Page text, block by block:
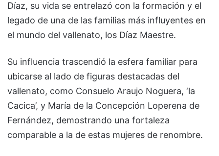
Díaz, su vida se entrelazó con la formación y el
legado de una de las familias más influyentes en
el mundo del vallenato, los Díaz Maestre.
Su influencia trascendió la esfera familiar para
ubicarse al lado de figuras destacadas del
vallenato, como Consuelo Araujo Noguera, ‘la
Cacica’, y María de la Concepción Loperena de
Fernández, demostrando una fortaleza
comparable a la de estas mujeres de renombre.